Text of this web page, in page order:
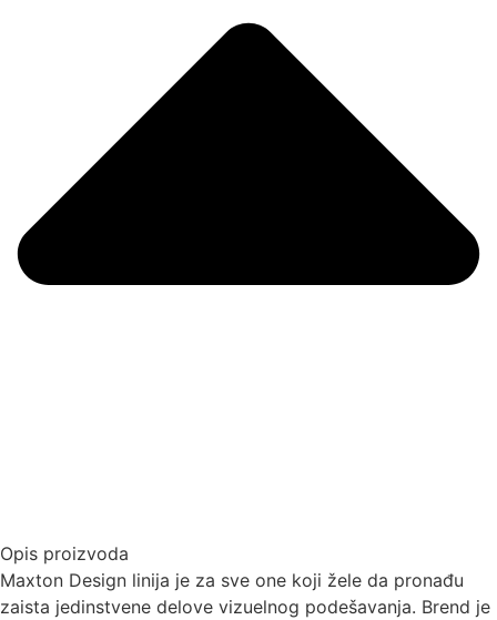
Opis proizvoda
Maxton Design linija je za sve one koji žele da pronađu
zaista jedinstvene delove vizuelnog podešavanja. Brend je